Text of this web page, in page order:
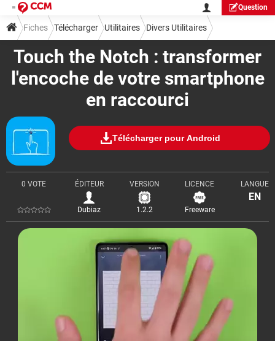
Question
Touch the Notch : transformer
l'encoche de votre smartphone
en raccourci
Télécharger pour Android
0 VOTE ÉDITEUR
Dubiaz
VERSION
1.2.2
LICENCE
Freeware
LANGUE
EN
Fiches Télécharger Utilitaires Divers Utilitaires